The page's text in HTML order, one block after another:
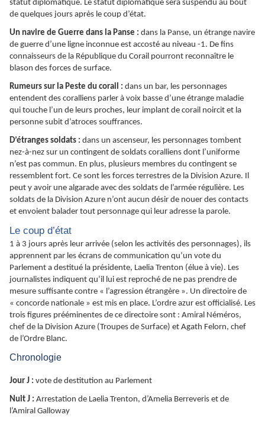
statut diplomatique. Le statut diplomatique sera suspendu au bout
de quelques jours après le coup d’état.
Un navire de Guerre dans la Panse : dans la Panse, un étrange navire
de guerre d’une ligne inconnue est accosté au niveau -1. De fins
connaisseurs de la République du Corail pourront reconnaître le
blason des forces de surface.
Rumeurs sur la Peste du corail : dans un bar, les personnages
entendent des coralliens parler à voix basse d’une étrange maladie
qui touche l’un de leurs proches, leur implant de corail noircit et la
personne subit d’atroces souffrances.
D’étranges soldats : dans un ascenseur, les personnages tombent
nez-à-nez sur un contingent de soldats coralliens dont l’uniforme
n’est pas commun. En plus, plusieurs membres du contingent se
ressemblent fort. Ce sont les forces terrestres de la Division Azure. Il
peut y avoir une algarade avec des soldats de l’armée régulière. Les
soldats de la Division Azure n’ont aucun désir de nouer des contacts
et envoient balader tout personnage qui leur adresse la parole.
Le coup d’état
1 à 3 jours après leur arrivée (selon les activités des personnages), ils
apprennent par les écrans de communication qu’un vote du
Parlement a destitué la présidente, Laelia Trenton (élue à vie). Les
journalistes indiquent qu’il lui est reproché de ne pas prendre de
mesure suffisante contre « l’agression étrangère ». Un directoire de
« concorde nationale » est mis en place. L’ordre azur est officialisé. Les
trois figures prééminentes de ce directoire sont : Amiral Néméros,
chef de la Division Azure (Troupes de Surface) et Agath Felorn, chef
de l’Ordre Blanc.
Chronologie
Jour J : vote de destitution au Parlement
Nuit J : Arrestation de Laelia Trenton, d’Amelia Berreveris et de
l’Amiral Galloway